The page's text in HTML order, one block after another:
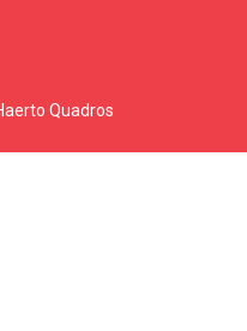
Quadros